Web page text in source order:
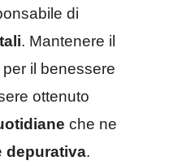
di
. Mantenere il
il benessere
ottenuto
che ne
depurativa.